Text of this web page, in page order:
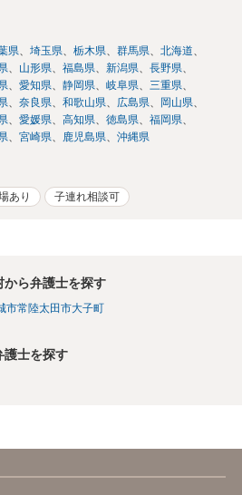
県 埼玉県 栃木県 群馬県
北海道
山形県 福島県 新潟県
長野県
愛知県 静岡県 岐阜県
三重県
奈良県 和歌山県 広島県
岡山県
愛媛県 高知県 徳島県
福岡県
宮崎県 鹿児島県 沖縄県
あり 子連れ相談可
から弁護士を探す
市常陸太田市大子町
護士を探す